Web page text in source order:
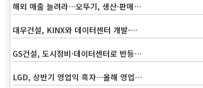
해외 매출 늘려라…오뚜기, 생산·판매…
대우건설, KINX와 데이터센터 개발·…
GS건설, 도시정비·데이터센터로 반등…
LGD, 상반기 영업익 흑자…올해 영업…